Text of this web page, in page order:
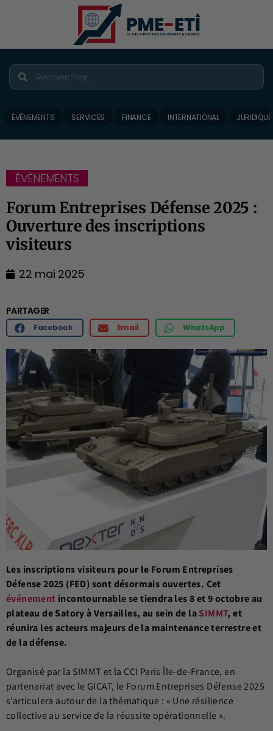
ÉVÈNEMENTS SERVICES FINANCE INTERNATIONAL JURIDIQUE
ÉVÈNEMENTS
Forum Entreprises Défense 2025 :
Ouverture des inscriptions
visiteurs
22 mai 2025
PARTAGER
Facebook Email WhatsApp
Les inscriptions visiteurs pour le Forum Entreprises
Défense 2025 (FED) sont désormais ouvertes. Cet
événement incontournable se tiendra les 8 et 9 octobre au
plateau de Satory à Versailles, au sein de laSIMMT, et
réunira les acteurs majeurs de la maintenance terrestre et
de la défense.
Organisé par la SIMMT et la CCI Paris Île-de-France, en
partenariat avec le GICAT, le Forum Entreprises Défense 2025
s’articulera autour de la thématique : « Une résilience
collective au service de la réussite opérationnelle ».